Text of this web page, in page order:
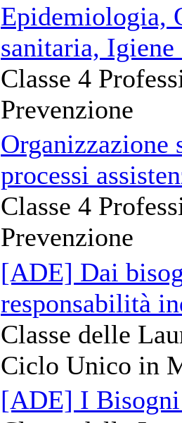
Epidemiologia,
sanitaria,
Classe 4
Prevenzione
Organizzazione
processi
Classe 4
Prevenzione
[ADE] Dai
responsabilità
Classe delle
Ciclo Unico in
[ADE] I